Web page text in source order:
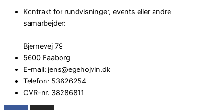
Kontrakt for rundvisninger, events eller andre
samarbejder:
Bjernevej 79
5600 Faaborg
E-mail: jens@egehojvin.dk
Telefon: 53626254
CVR-nr. 38286811